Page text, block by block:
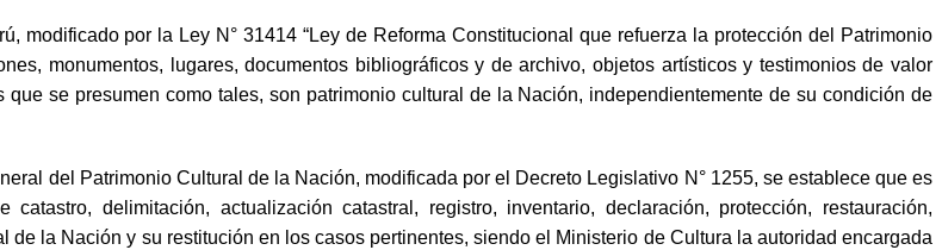
modificado por la Ley N° 31414 “Ley de Reforma Constitucional que refuerza la protección del Patrimonio
monumentos, lugares, documentos bibliográficos y de archivo, objetos artísticos y testimonios de valor
se presumen como tales, son patrimonio cultural de la Nación, independientemente de su condición de
del Patrimonio Cultural de la Nación, modificada por el Decreto Legislativo N° 1255, se establece que es
delimitación, actualización catastral, registro, inventario, declaración, protección, restauración,
la Nación y su restitución en los casos pertinentes, siendo el Ministerio de Cultura la autoridad encargada